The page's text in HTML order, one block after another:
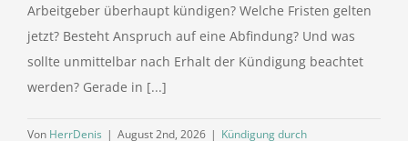
Arbeitgeber überhaupt kündigen? Welche Fristen gelten
jetzt? Besteht Anspruch auf eine Abfindung? Und was
sollte unmittelbar nach Erhalt der Kündigung beachtet
werden? Gerade in [...]
Von HerrDenis | August 2nd, 2026 | Kündigung durch